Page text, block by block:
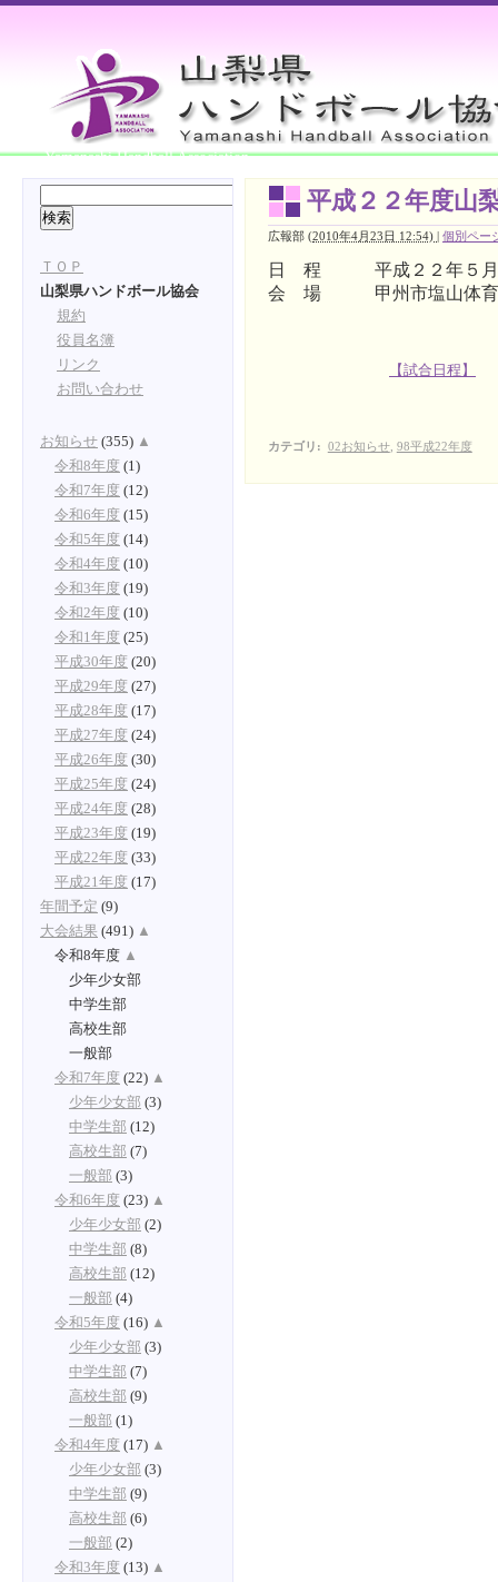
Yamanashi Handball Association
平成２２年度山
広報部 (2010年4月23日 12:54) | 個別ペー
日 程 平成２２ 年５
会 場 甲州市塩山体育
【試合日程】
カテゴリ : 02お知らせ, 98平成22年度
ＴＯＰ
山梨県ハンドボール協会
規約
役員名簿
リンク
お問い合わせ
お知らせ (355) ▲
令和8年度 (1)
令和7年度 (12)
令和6年度 (15)
令和5年度 (14)
令和4年度 (10)
令和3年度 (19)
令和2年度 (10)
令和1年度 (25)
平成30年度 (20)
平成29年度 (27)
平成28年度 (17)
平成27年度 (24)
平成26年度 (30)
平成25年度 (24)
平成24年度 (28)
平成23年度 (19)
平成22年度 (33)
平成21年度 (17)
年間予定 (9)
大会結果 (491) ▲
令和8年度 ▲
少年少女部
中学生部
高校生部
一般部
令和7年度 (22) ▲
少年少女部 (3)
中学生部 (12)
高校生部 (7)
一般部 (3)
令和6年度 (23) ▲
少年少女部 (2)
中学生部 (8)
高校生部 (12)
一般部 (4)
令和5年度 (16) ▲
少年少女部 (3)
中学生部 (7)
高校生部 (9)
一般部 (1)
令和4年度 (17) ▲
少年少女部 (3)
中学生部 (9)
高校生部 (6)
一般部 (2)
令和3年度 (13) ▲